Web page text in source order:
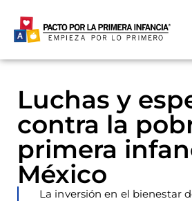
Luchas y
contra la
primera
México
La inversión en el bienestar